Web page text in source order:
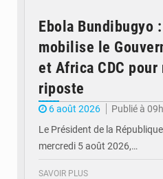
Ebola Bundibugyo
mobilise le
et Africa CDC
riposte
6 août 2026
Publié à
Le Président de la
mercredi 5 août 2026,…
SAVOIR PLUS